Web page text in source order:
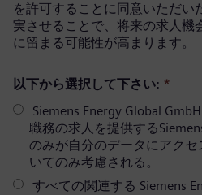
を許可することに同意いただい
実させることで、将来の求人機
に留まる可能性が高まります。
以下から選択して下さい: *
Siemens Energy Global
職務の求人を提供する
のみが自分のデータにアク
いてのみ考慮される。
すべての関連する Siemens